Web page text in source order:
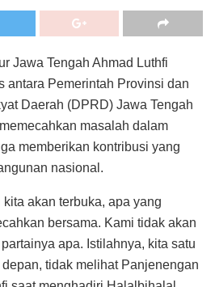
Jawa Tengah Ahmad Luthfi
antara Pemerintah Provinsi dan
Daerah (DPRD) Jawa Tengah
masalah dalam
memberikan kontribusi yang
nasional.
akan terbuka, apa yang
bersama. Kami tidak akan
apa. Istilahnya, kita satu
tidak melihat Panjenengan